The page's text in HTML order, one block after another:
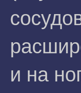
и на